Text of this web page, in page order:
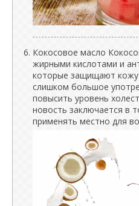
Кокосовое масло
жирными кислотами и
которые защищают кожу
слишком большое
повысить уровень
новость заключается в
применять местно для